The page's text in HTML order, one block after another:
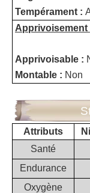
Tempérament :
Apprivoisement
Apprivoisable :
Montable : Non
Attributs
Santé
Endurance
Oxygène